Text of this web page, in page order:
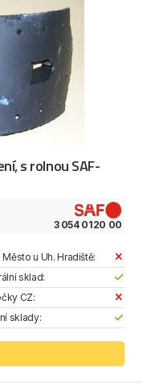
s rolnou SAF-
3 054 0120 00
Město u Uh. Hradiště:
sklad:
CZ:
sklady: